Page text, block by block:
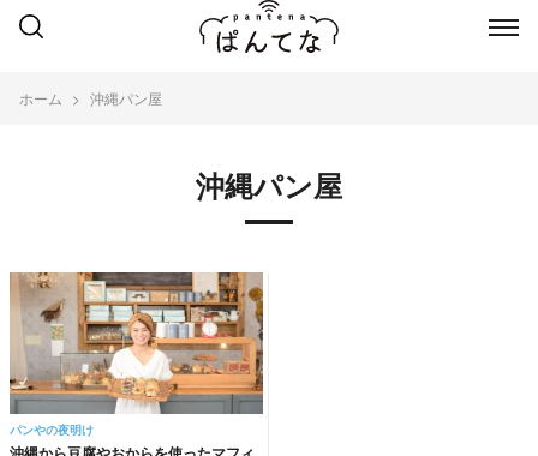
ホーム 沖縄パン屋
沖縄パン屋
パンやの夜明け